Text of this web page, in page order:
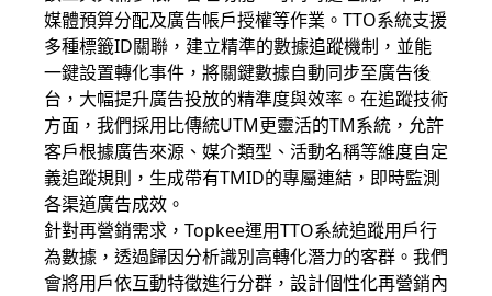
媒體預算分配及廣告帳戶授權等作業。TTO系統支援
多種標籤ID關聯，建立精準的數據追蹤機制，並能
一鍵設置轉化事件，將關鍵數據自動同步至廣告後
台，大幅提升廣告投放的精準度與效率。在追蹤技術
方面，我們採用比傳統UTM更靈活的TM系統，允許
客戶根據廣告來源、媒介類型、活動名稱等維度自定
義追蹤規則，生成帶有TMID的專屬連結，即時監測
各渠道廣告成效。
針對再營銷需求，Topkee運用TTO系統追蹤用戶行
為數據，透過歸因分析識別高轉化潛力的客群。我們
會將用戶依互動特徵進行分群，設計個性化再營銷內